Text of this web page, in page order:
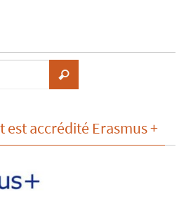
accrédité Erasmus +